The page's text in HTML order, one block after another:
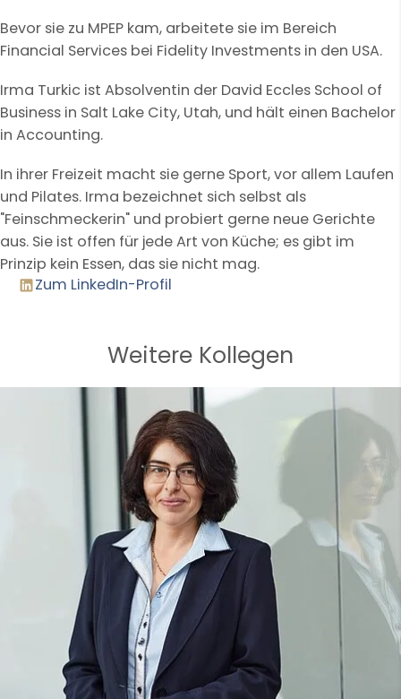
Bevor sie zu MPEP kam, arbeitete sie im Bereich
Financial Services bei Fidelity Investments in den USA.
Irma Turkic ist Absolventin der David Eccles School of
Business in Salt Lake City, Utah, und hält einen Bachelor
in Accounting.
In ihrer Freizeit macht sie gerne Sport, vor allem Laufen
und Pilates. Irma bezeichnet sich selbst als
"Feinschmeckerin" und probiert gerne neue Gerichte
aus. Sie ist offen für jede Art von Küche; es gibt im
Prinzip kein Essen, das sie nicht mag.
Zum LinkedIn-Profil
Weitere Kollegen